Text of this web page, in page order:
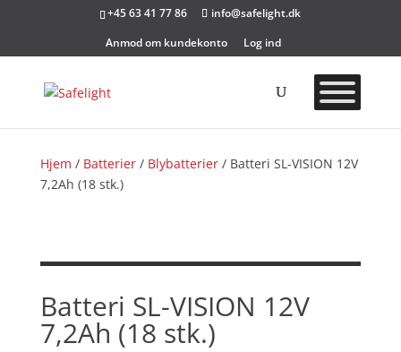
+45 63 41 77 86
info@safelight.dk
Anmod om kundekonto
Log ind
Hjem / Batterier/ Blybatterier/ Batteri SL-VISION 12V
7,2Ah (18 stk.)
Batteri SL-VISION 12V
7,2Ah (18 stk.)